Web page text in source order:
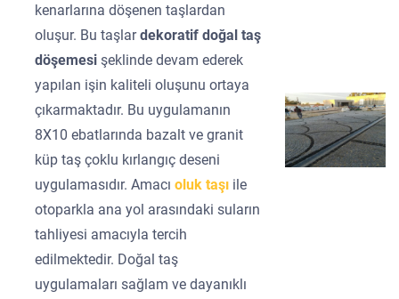
kenarlarına döşenen taşlardan
oluşur. Bu taşlardekoratif doğal taş
döşemesişeklinde devam ederek
yapılan işin kaliteli oluşunu ortaya
çıkarmaktadır. Bu uygulamanın
8X10 ebatlarında bazalt ve granit
küp taş çoklu kırlangıç deseni
uygulamasıdır. Amacıoluk taşı ile
otoparkla ana yol arasındaki suların
tahliyesi amacıyla tercih
edilmektedir. Doğal taş
uygulamaları sağlam ve dayanıklı